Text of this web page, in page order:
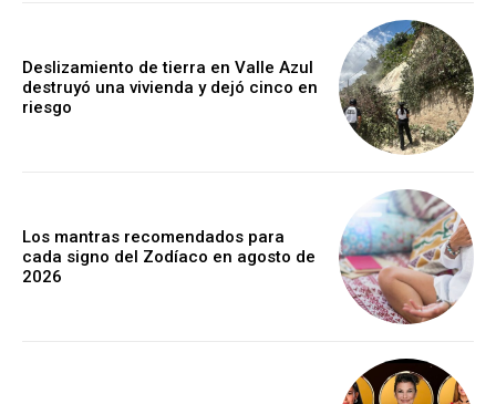
Deslizamiento de tierra en Valle Azul
destruyó una vivienda y dejó cinco en
riesgo
Los mantras recomendados para
cada signo del Zodíaco en agosto de
2026